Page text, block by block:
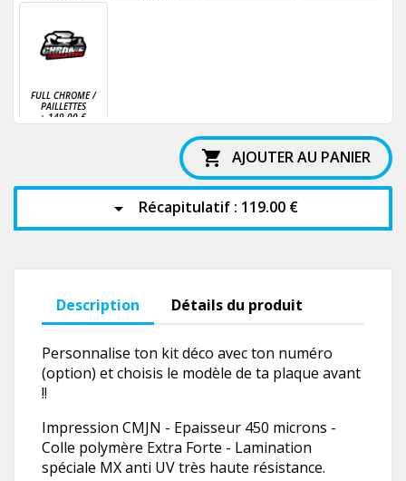
FULL CHROME /
PAILLETTES
+ 149,00 €
 AJOUTER AU PANIER
arrow_drop_down Récapitulatif : 119.00 €
Description Détails du produit
Personnalise ton kit déco avec ton numéro
(option) et choisis le modèle de ta plaque avant
!!
Impression CMJN - Epaisseur 450 microns -
Colle polymère Extra Forte - Lamination
spéciale MX anti UV très haute résistance.